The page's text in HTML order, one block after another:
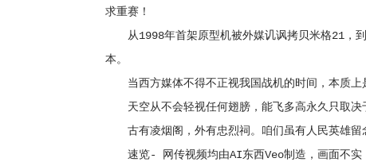
求重赛！
从1998年首架原型机被外媒讥讽拷贝米格21，到
本。
当西方媒体不得不正视我国战机的时间，本质上
天空从不会轻视任何翅膀，能飞多高永久只取决
古有凌烟阁，外有忠烈祠。咱们虽有人民英雄留
速览- 网传视频均由AI东西Veo制造，画面不实，